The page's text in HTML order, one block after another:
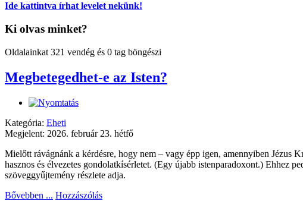
Ide kattintva írhat levelet nekünk!
Ki olvas minket?
Oldalainkat 321 vendég és 0 tag böngészi
Megbetegedhet-e az Isten?
Kategória: Eheti
Megjelent: 2026. február 23. hétfő
Mielőtt rávágnánk a kérdésre, hogy nem – vagy épp igen, amennyiben Jézus
hasznos és élvezetes gondolatkísérletet. (Egy újabb istenparadoxont.) Ehhez
szöveggyűjtemény részlete adja.
Bővebben ... Hozzászólás